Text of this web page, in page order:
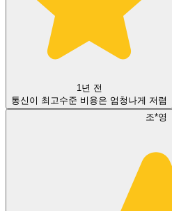
1년 전
통신이 최고수준 비용은 엄청나게 저렴
조*영